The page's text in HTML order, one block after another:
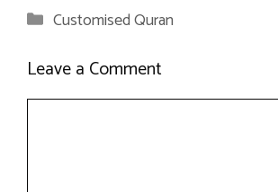
Categories
Customised Quran
Leave a Comment